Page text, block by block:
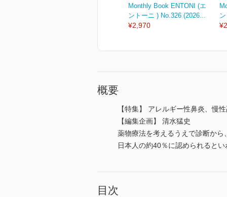
Monthly Book ENTONI (エ
ントーニ ) No.326 (2026...
¥2,970
概要
【特集】 アレルギー性鼻炎、慢
【編集企画】 清水猛史
薬物療法を考えるうえで診断か
日本人の約40％に認められると
目次